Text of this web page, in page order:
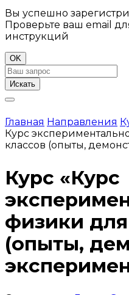
Вы успешно
Проверьте ваш email
инструкций
OK
Искать
Главная Направления
Курс
классов (опыты,
Курс «Курс
физики для
(опыты,